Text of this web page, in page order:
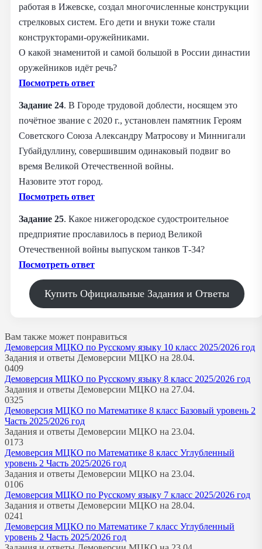
работая в Ижевске, создал многочисленные конструкции
стрелковых систем. Его дети и внуки тоже стали
конструкторами-оружейниками.
О какой знаменитой и самой большой в России династии
оружейников идёт речь?
Посмотреть ответ
Задание 24. В Городе трудовой доблести, носящем это
почётное звание с 2020 г., установлен памятник Героям
Советского Союза Александру Матросову и Миннигали
Губайдуллину, совершившим одинаковый подвиг во
время Великой Отечественной войны.
Назовите этот город.
Посмотреть ответ
Задание 25. Какое нижегородское судостроительное
предприятие прославилось в период Великой
Отечественной войны выпуском танков Т-34?
Посмотреть ответ
Купить Официальные Задания и Ответы
Вам также может понравиться
Демоверсия МЦКО по Русскому языку 10 класс 2025/2026 год
Задания и ответы Демоверсии МЦКО на 28.04.
0409
Демоверсия МЦКО по Русскому языку 8 класс 2025/2026 год
Задания и ответы Демоверсии МЦКО на 27.04.
0325
Демоверсия МЦКО по Математике 8 класс Базовый уровень 2
Часть 2025/2026 год
Задания и ответы Демоверсии МЦКО на 23.04.
0173
Демоверсия МЦКО по Математике 8 класс Углубленный
уровень 2 Часть 2025/2026 год
Задания и ответы Демоверсии МЦКО на 23.04.
0106
Демоверсия МЦКО по Русскому языку 7 класс 2025/2026 год
Задания и ответы Демоверсии МЦКО на 28.04.
0241
Демоверсия МЦКО по Математике 7 класс Углубленный
уровень 2 Часть 2025/2026 год